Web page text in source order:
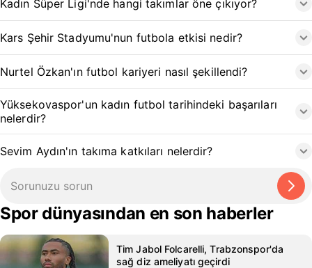
Kadın Süper Ligi'nde hangi takımlar öne çıkıyor?
Kars Şehir Stadyumu'nun futbola etkisi nedir?
Nurtel Özkan'ın futbol kariyeri nasıl şekillendi?
Yüksekovaspor'un kadın futbol tarihindeki başarıları
nelerdir?
Sevim Aydın'ın takıma katkıları nelerdir?
Spor dünyasından en son haberler
Tim Jabol Folcarelli, Trabzonspor'da
sağ diz ameliyatı geçirdi